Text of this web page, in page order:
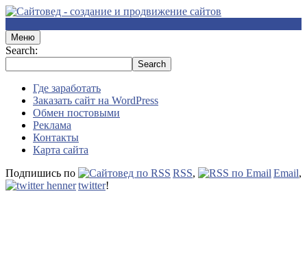
Меню
Search:
Где заработать
Заказать сайт на WordPress
Обмен постовыми
Реклама
Контакты
Карта сайта
Подпишись по
RSS, Email,
twitter!